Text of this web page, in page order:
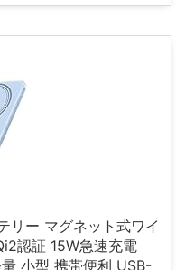
リー マグネット式ワイ
認証 15W急速充電
小型 携帯便利 USB-